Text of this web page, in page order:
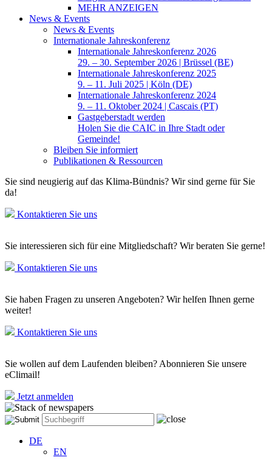
MEHR ANZEIGEN
News & Events
News & Events
Internationale Jahreskonferenz
Internationale Jahreskonferenz 2026
29. – 30. September 2026 | Brüssel (BE)
Internationale Jahreskonferenz 2025
9. – 11. Juli 2025 | Köln (DE)
Internationale Jahreskonferenz 2024
9. – 11. Oktober 2024 | Cascais (PT)
Gastgeberstadt werden
Holen Sie die CAIC in Ihre Stadt oder
Gemeinde!
Bleiben Sie informiert
Publikationen & Ressourcen
Sie sind neugierig auf das Klima-Bündnis? Wir sind gerne für Sie
da!
Kontaktieren Sie uns
Sie interessieren sich für eine Mitgliedschaft? Wir beraten Sie gerne!
Kontaktieren Sie uns
Sie haben Fragen zu unseren Angeboten? Wir helfen Ihnen gerne
weiter!
Kontaktieren Sie uns
Sie wollen auf dem Laufenden bleiben? Abonnieren Sie unsere
eClimail!
Jetzt anmelden
DE
EN